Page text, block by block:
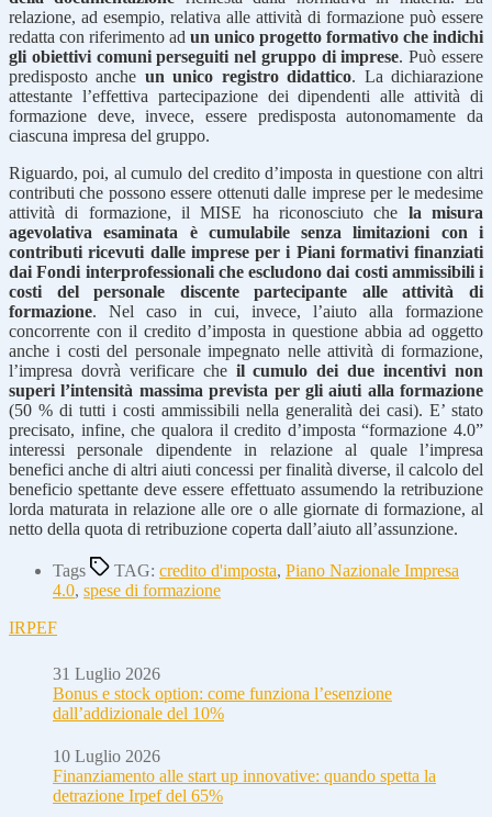
relazione, ad esempio, relativa alle attività di formazione può essere
redatta con riferimento ad un unico progetto formativo che indichi
gli obiettivi comuni perseguiti nel gruppo di imprese. Può essere
predisposto anche un unico registro didattico. La dichiarazione
attestante l’effettiva partecipazione dei dipendenti alle attività di
formazione deve, invece, essere predisposta autonomamente da
ciascuna impresa del gruppo.
Riguardo, poi, al cumulo del credito d’imposta in questione con altri
contributi che possono essere ottenuti dalle imprese per le medesime
attività di formazione, il MISE ha riconosciuto che la misura
agevolativa esaminata è cumulabile senza limitazioni con i
contributi ricevuti dalle imprese per i Piani formativi finanziati
dai Fondi interprofessionali che escludono dai costi ammissibili i
costi del personale discente partecipante alle attività di
formazione. Nel caso in cui, invece, l’aiuto alla formazione
concorrente con il credito d’imposta in questione abbia ad oggetto
anche i costi del personale impegnato nelle attività di formazione,
l’impresa dovrà verificare che il cumulo dei due incentivi non
superi l’intensità massima prevista per gli aiuti alla formazione
(50 % di tutti i costi ammissibili nella generalità dei casi). E’ stato
precisato, infine, che qualora il credito d’imposta “formazione 4.0”
interessi personale dipendente in relazione al quale l’impresa
benefici anche di altri aiuti concessi per finalità diverse, il calcolo del
beneficio spettante deve essere effettuato assumendo la retribuzione
lorda maturata in relazione alle ore o alle giornate di formazione, al
netto della quota di retribuzione coperta dall’aiuto all’assunzione.
Tags TAG: credito d'imposta, Piano Nazionale Impresa
4.0, spese di formazione
IRPEF
31 Luglio 2026
Bonus e stock option: come funziona l’esenzione
dall’addizionale del 10%
10 Luglio 2026
Finanziamento alle start up innovative: quando spetta la
detrazione Irpef del 65%